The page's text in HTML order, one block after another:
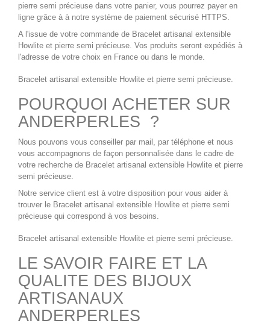
pierre semi précieuse dans votre panier, vous pourrez payer en
ligne grâce à à notre système de paiement sécurisé HTTPS.
A l'issue de votre commande de Bracelet artisanal extensible
Howlite et pierre semi précieuse. Vos produits seront expédiés à
l'adresse de votre choix en France ou dans le monde.
Bracelet artisanal extensible Howlite et pierre semi précieuse.
POURQUOI ACHETER SUR
ANDERPERLES ?
Nous pouvons vous conseiller par mail, par téléphone et nous
vous accompagnons de façon personnalisée dans le cadre de
votre recherche de Bracelet artisanal extensible Howlite et pierre
semi précieuse.
Notre service client est à votre disposition pour vous aider à
trouver le Bracelet artisanal extensible Howlite et pierre semi
précieuse qui correspond à vos besoins.
Bracelet artisanal extensible Howlite et pierre semi précieuse.
LE SAVOIR FAIRE ET LA
QUALITE DES BIJOUX
ARTISANAUX
ANDERPERLES